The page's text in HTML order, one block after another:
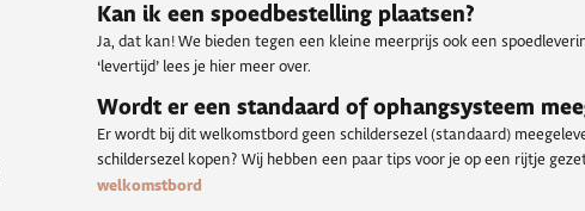
Kan ik een spoedbestelling plaatsen?
Ja, dat kan! We bieden tegen een kleine meerprijs ook een
‘levertijd’ lees je hier meer over.
Wordt er een standaard of ophangsysteem
Er wordt bij dit welkomstbord geen schildersezel (standaard)
schildersezel kopen? Wij hebben een paar tips voor je op een rijtje
welkomstbord